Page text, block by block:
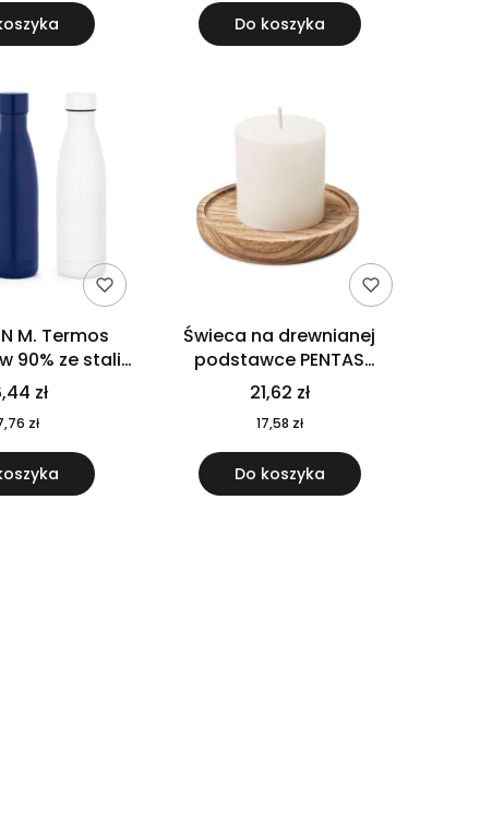
Do koszyka
M. Termos
90% ze stali
z
ml 94294
zł
zł
Świeca na drewnianej
podstawce PENTAS
MO6282-40
21,62 zł
17,58 zł
Do koszyka